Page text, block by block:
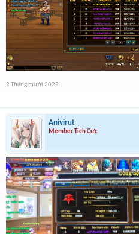
2 Tháng mười 2022
Anivirut
Member Tích Cực